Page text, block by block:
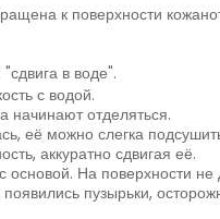
к поверхности
в воде".
с водой.
начинают отделяться.
её можно слегка
аккуратно сдвигая её.
основой. На поверхности
пузырьки,